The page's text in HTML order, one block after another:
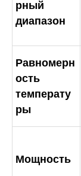
рный
диапазон
Равномерн
ость
температу
ры
Мощность